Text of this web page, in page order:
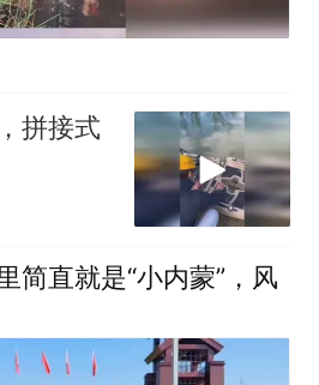
拼接式
简直就是“小内蒙”，风